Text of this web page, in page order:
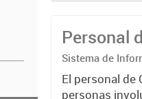
Personal
Sistema de
El personal de
personas